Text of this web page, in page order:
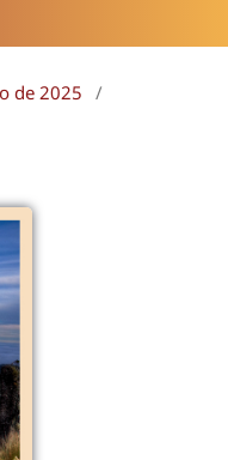
de 2025
/